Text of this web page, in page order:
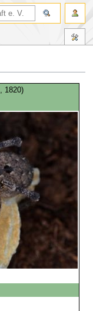
, 1820)